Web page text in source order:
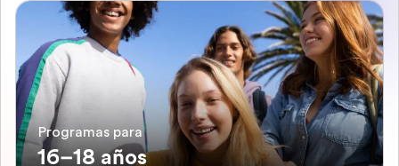
Programas para
16–18 años